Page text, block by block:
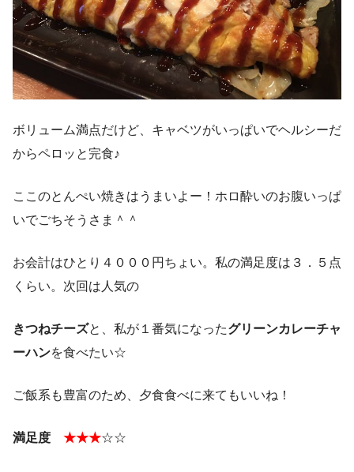
ボリューム満点だけど、キャベツがいっぱいでヘルシーだ
からペロッと完食♪
ここのとんぺい焼きはうまいよー！ホロ酔いのお腹いっぱ
いでごちそうさま＾＾
お会計はひとり４０００円ちょい。私の満足度は３．５点
くらい。次回は人気の
きつねチーズと、私が１番気になったグリーンカレーチャ
ーハンを食べたい☆
ご飯系も豊富のため、夕食食べに来てもいいね！
満足度 ★★★☆☆